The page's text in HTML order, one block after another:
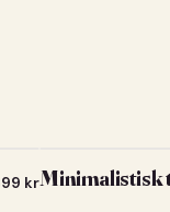
krMinimalistisk